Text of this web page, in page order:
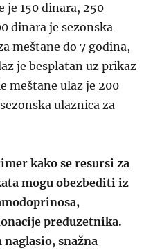
je 150 dinara, 250
dinara je sezonska
meštane do 7 godina,
je besplatan uz prikaz
meštane ulaz je 200
ulaznica za
kako se resursi za
mogu obezbediti iz
preduzetnika.
naglasio, snažna